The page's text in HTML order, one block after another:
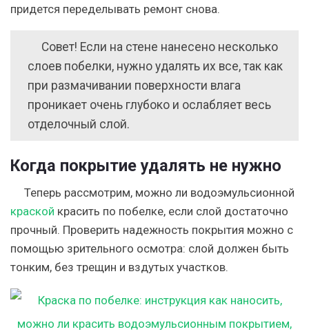
придется переделывать ремонт снова.
Совет! Если на стене нанесено несколько
слоев побелки, нужно удалять их все, так как
при размачивании поверхности влага
проникает очень глубоко и ослабляет весь
отделочный слой.
Когда покрытие удалять не нужно
Теперь рассмотрим, можно ли водоэмульсионной
краской красить по побелке, если слой достаточно
прочный. Проверить надежность покрытия можно с
помощью зрительного осмотра: слой должен быть
тонким, без трещин и вздутых участков.